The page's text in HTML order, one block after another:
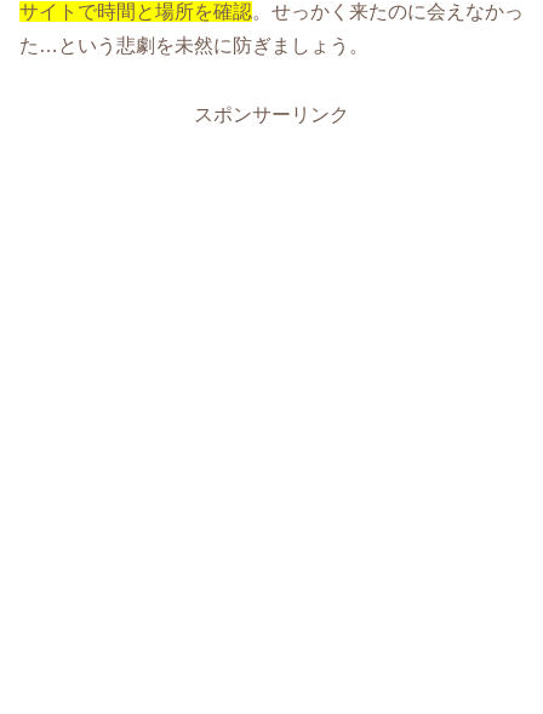
サイトで時間と場所を確認。せっかく来たのに会えなかっ
た…という悲劇を未然に防ぎましょう。
スポンサーリンク